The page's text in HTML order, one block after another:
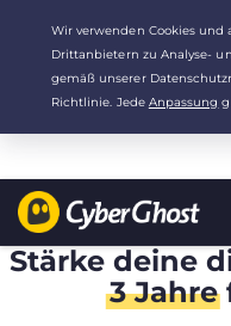
Deine Wahl:Der beste
Stärke deine
3 Jahre